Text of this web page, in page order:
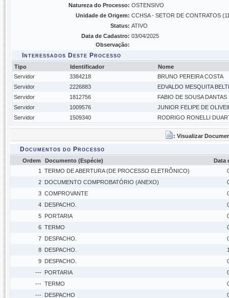
Natureza do Processo: OSTENSIVO
Unidade de Origem: CCHSA - SETOR DE CONTRATOS
Status: ATIVO
Data de Cadastro: 03/04/2025
Observação:
Interessados Deste Processo
Tipo Identificador
Nome
Servidor
3384218
BRUNO PEREIRA COSTA
Servidor
2226883
EDVALDO MESQUITA
Servidor
1812756
FABIO DE SOUSA DANTAS
Servidor
1009576
JUNIOR FELIPE DE
Servidor
1509340 RODRIGO RONELLI
: Visualizar
Documentos do Processo
Ordem Documento (Espécie)
Data
1
TERMO DE ABERTURA (DE PROCESSO ELETRÔNICO)
2 DOCUMENTO COMPROBATÓRIO (ANEXO)
3 COMPROVANTE
4 DESPACHO.
5 PORTARIA
6 TERMO
7 DESPACHO.
8 DESPACHO.
9 DESPACHO.
--- PORTARIA
--- TERMO
--- DESPACHO